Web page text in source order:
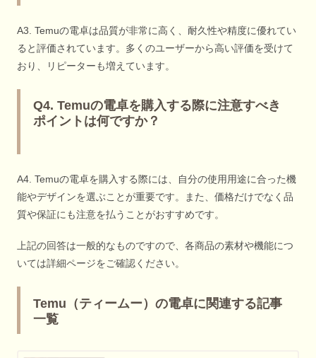
A3. Temuの電卓は品質が非常に高く、耐久性や精度に優れてい
ると評価されています。多くのユーザーから高い評価を受けて
おり、リピーターも増えています。
Q4. Temuの電卓を購入する際に注意すべき
ポイントは何ですか？
A4. Temuの電卓を購入する際には、自分の使用用途に合った機
能やデザインを選ぶことが重要です。また、価格だけでなく品
質や保証にも注意を払うことがおすすめです。
上記の回答は一般的なものですので、各商品の素材や機能につ
いては詳細ページをご確認ください。
Temu（ティームー）の電卓に関連する記事
一覧